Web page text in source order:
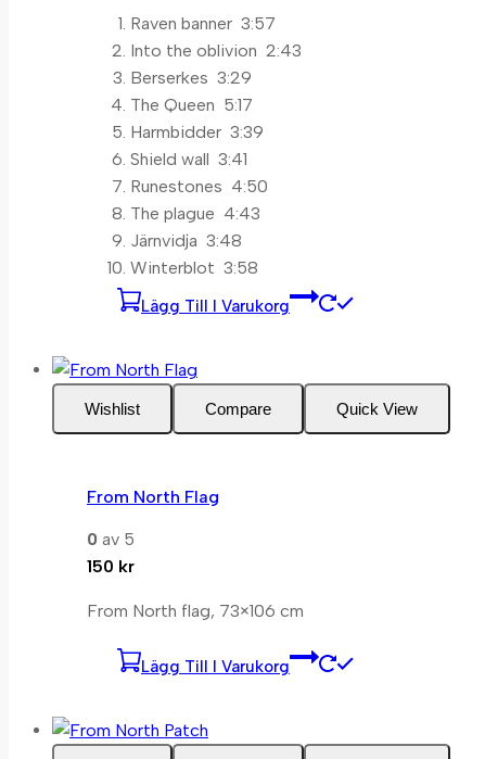
Raven banner 3:57
Into the oblivion 2:43
Berserkes 3:29
The Queen 5:17
Harmbidder 3:39
Shield wall 3:41
Runestones 4:50
The plague 4:43
Järnvidja 3:48
Winterblot 3:58
Lägg Till I Varukorg
Wishlist Compare Quick View
From North Flag
0 av 5
150 kr
From North flag, 73×106 cm
Lägg Till I Varukorg